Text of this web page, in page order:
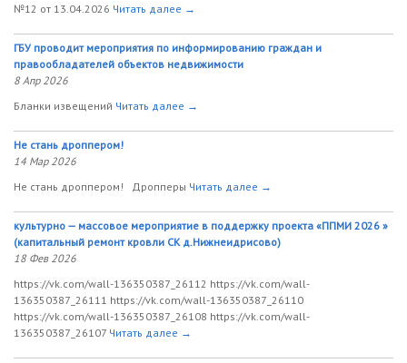
№12 от 13.04.2026 Читать далее →
ГБУ проводит мероприятия по информированию граждан и
правообладателей объектов недвижимости
8 Апр 2026
Бланки извещений Читать далее →
Не стань дроппером!
14 Мар 2026
Не стань дроппером! Дропперы Читать далее →
культурно — массовое мероприятие в поддержку проекта «ППМИ 2026 »
(капитальный ремонт кровли СК д.Нижнеидрисово)
18 Фев 2026
https://vk.com/wall-136350387_26112 https://vk.com/wall-
136350387_26111 https://vk.com/wall-136350387_26110
https://vk.com/wall-136350387_26108 https://vk.com/wall-
136350387_26107 Читать далее →